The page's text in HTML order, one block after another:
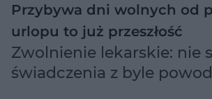
Przybywa dni wolnych od
urlopu to już przeszłość
Zwolnienie lekarskie: nie
świadczenia z byle